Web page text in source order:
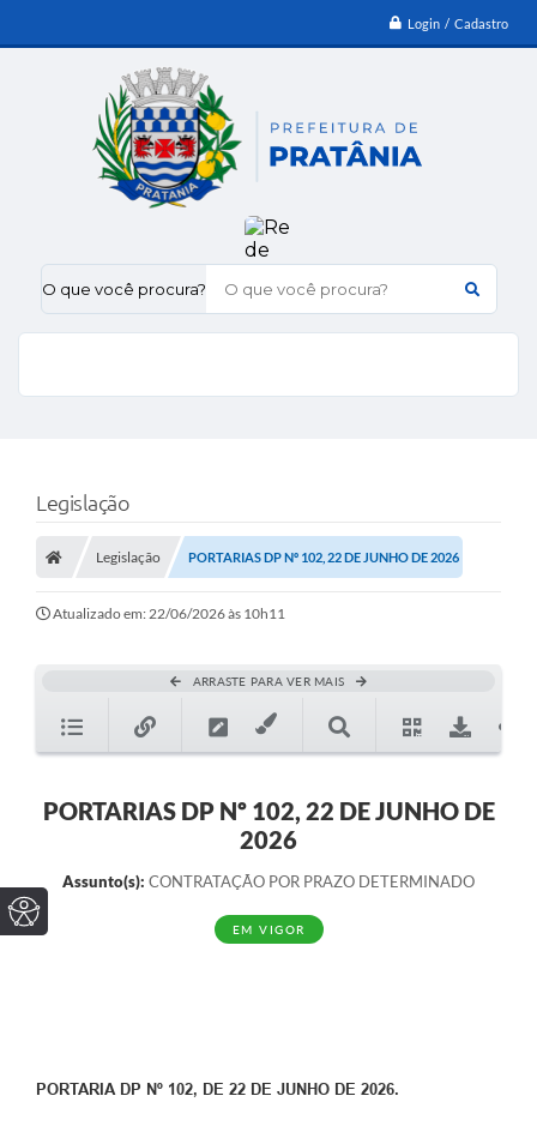
Login / Cadastro
O que você procura?
Legislação
Legislação PORTARIAS DP Nº 102, 22 DE JUNHO DE 2026
Atualizado em: 22/06/2026 às 10h11
ARRASTE PARA VER MAIS
PORTARIAS DP Nº 102, 22 DE JUNHO DE
2026
Assunto(s): CONTRATAÇÃO POR PRAZO DETERMINADO
EM VIGOR
PORTARIA DP Nº 102, DE 22 DE JUNHO DE 2026.